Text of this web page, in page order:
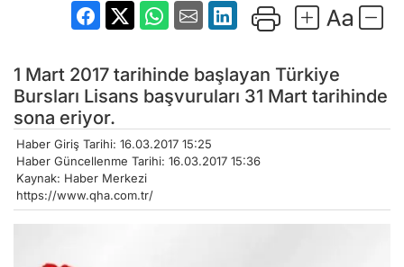
1 Mart 2017 tarihinde başlayan Türkiye
Bursları Lisans başvuruları 31 Mart tarihinde
sona eriyor.
Haber Giriş Tarihi: 16.03.2017 15:25
Haber Güncellenme Tarihi: 16.03.2017 15:36
Kaynak: Haber Merkezi
https://www.qha.com.tr/